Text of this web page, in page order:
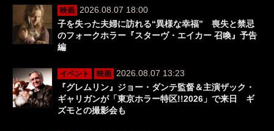
映画 2026.08.07 18:00
子を失った夫婦に訪れる“異様な幸福” 喪失と禁忌
のフォークホラー『スターヴ・エイカー 召喚』予告
編
イベント 映画 2026.08.07 13:23
『グレムリン』ジョー・ダンテ監督＆主演ザック・
ギャリガンが「東京ホラー特区!!2026」で来日 ギ
ズモとの撮影会も